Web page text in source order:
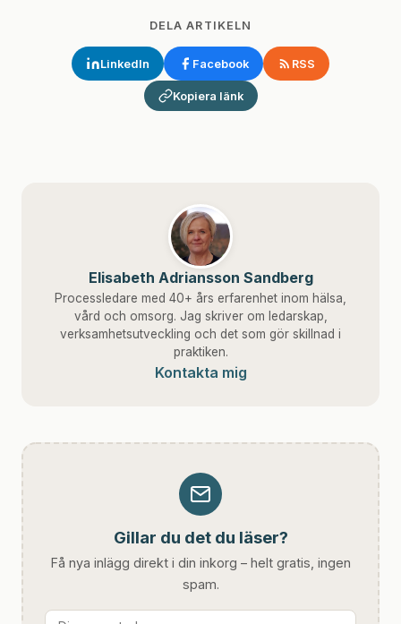
DELA ARTIKELN
LinkedIn Facebook RSS
Kopiera länk
Elisabeth Adriansson Sandberg
Processledare med 40+ års erfarenhet inom hälsa,
vård och omsorg. Jag skriver om ledarskap,
verksamhetsutveckling och det som gör skillnad i
praktiken.
Kontakta mig
Gillar du det du läser?
Få nya inlägg direkt i din inkorg – helt gratis, ingen
spam.